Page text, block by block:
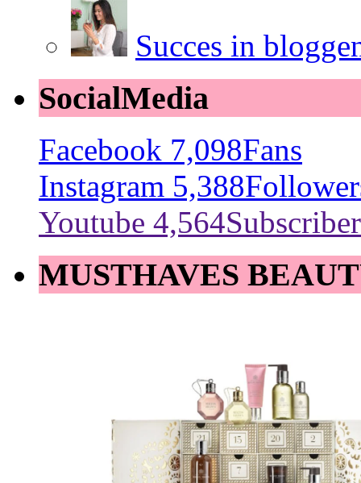
Succes in
SocialMedia
Facebook 7,098Fans
Instagram 5,388
Youtube 4,564Subscriber
MUSTHAVES